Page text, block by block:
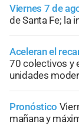
Viernes 7 de
de Santa Fe; la
Aceleran el
70 colectivos y
unidades
Pronóstico
mañana y